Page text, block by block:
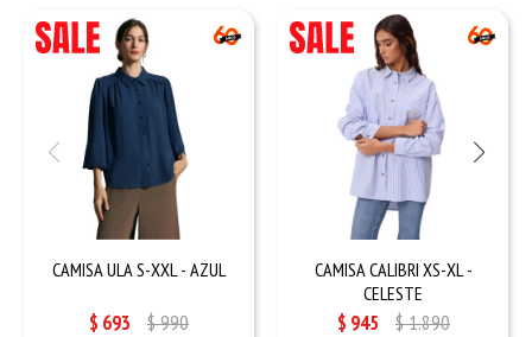
CAMISA ULA S-XXL - AZUL
$ 693 $990
CAMISA CALIBRI XS-XL -
CELESTE
$ 945 $1.890